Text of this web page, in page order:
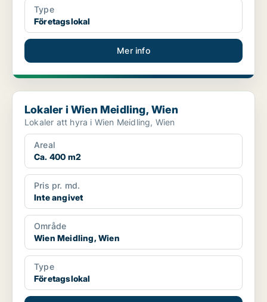
Type
Företagslokal
Mer info
Lokaler i Wien Meidling, Wien
Lokaler i Wien Meidling, Wien
Lokaler att hyra i Wien Meidling, Wien
Areal
Ca. 400 m2
Pris pr. md.
Inte angivet
Område
Wien Meidling, Wien
Type
Företagslokal